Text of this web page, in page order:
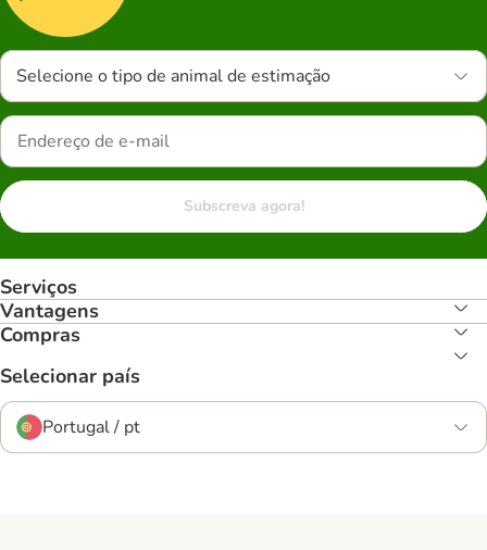
Selecione o tipo de animal de estimação
Subscreva agora!
Serviços
Vantagens
Compras
Selecionar país
Portugal / pt